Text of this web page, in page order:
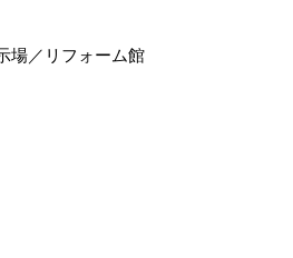
場／リフォーム館